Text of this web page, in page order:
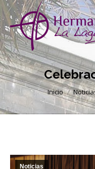
Estás aquí:
Inicio
Noticias